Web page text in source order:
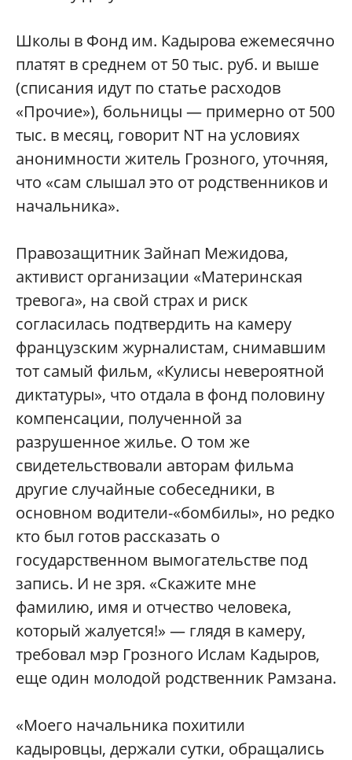
Школы в Фонд им. Кадырова ежемесячно
платят в среднем от 50 тыс. руб. и выше
(списания идут по статье расходов
«Прочие»), больницы — примерно от 500
тыс. в месяц, говорит NT на условиях
анонимности житель Грозного, уточняя,
что «сам слышал это от родственников и
начальника».
Правозащитник Зайнап Межидова,
активист организации «Материнская
тревога», на свой страх и риск
согласилась подтвердить на камеру
французским журналистам, снимавшим
тот самый фильм, «Кулисы невероятной
диктатуры», что отдала в фонд половину
компенсации, полученной за
разрушенное жилье. О том же
свидетельствовали авторам фильма
другие случайные собеседники, в
основном водители-«бомбилы», но редко
кто был готов рассказать о
государственном вымогательстве под
запись. И не зря. «Скажите мне
фамилию, имя и отчество человека,
который жалуется!» — глядя в камеру,
требовал мэр Грозного Ислам Кадыров,
еще один молодой родственник Рамзана.
«Моего начальника похитили
кадыровцы, держали сутки, обращались